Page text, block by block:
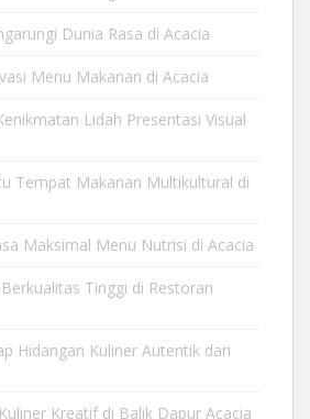
Dunia Rasa di Acacia
Menu Makanan di Acacia
Lidah Presentasi Visual
Tempat Makanan Multikultural di
Maksimal Menu Nutrisi di Acacia
Tinggi di Restoran
Hidangan Kuliner Autentik dari
Kreatif di Balik Dapur Acacia